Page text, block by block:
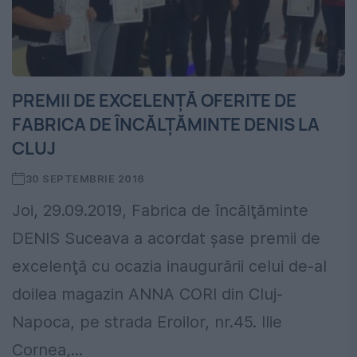
PREMII DE EXCELENŢĂ OFERITE DE
FABRICA DE ÎNCĂLŢĂMINTE DENIS LA
CLUJ
30 SEPTEMBRIE 2016
Joi, 29.09.2019, Fabrica de încălţăminte
DENIS Suceava a acordat şase premii de
excelenţă cu ocazia inaugurării celui de-al
doilea magazin ANNA CORI din Cluj-
Napoca, pe strada Eroilor, nr.45. Ilie
Cornea,...